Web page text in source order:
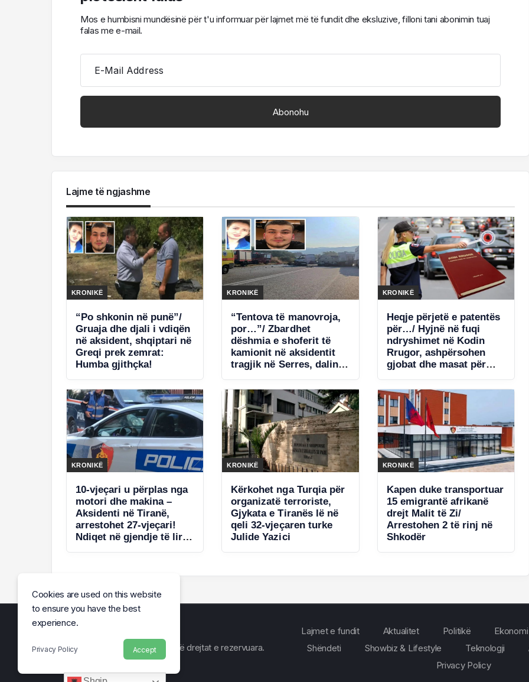
Mos e humbisni mundësinë për t'u informuar për lajmet më të fundit dhe eksluzive, filloni tani abonimin tuaj
falas me e-mail.
E-Mail Address
Lajme të ngjashme
KRONIKË
“Po shkonin në punë”/
Gruaja dhe djali i vdiqën
në aksident, shqiptari në
Greqi prek zemrat:
Humba gjithçka!
KRONIKË
“Tentova të manovroja,
por…”/ Zbardhet
dëshmia e shoferit të
kamionit në aksidentit
tragjik në Serres, dalin
shqiptar që humbën
jetën
KRONIKË
Heqje përjetë e patentës
për…/ Hyjnë në fuqi
ndryshimet në Kodin
Rrugor, ashpërsohen
gjobat dhe masat për
KRONIKË
10-vjeçari u përplas nga
motori dhe makina –
Aksidenti në Tiranë,
arrestohet 27-vjeçari!
Ndiqet në gjendje të lirë
KRONIKË
Kërkohet nga Turqia për
organizatë terroriste,
Gjykata e Tiranës lë në
qeli 32-vjeçaren turke
Julide Yazici
KRONIKË
Kapen duke transportuar
15 emigrantë afrikanë
drejt Malit të Zi/
Arrestohen 2 të rinj në
Shkodër
Cookies are used on this website
to ensure you have the best
experience.
Privacy Policy Accept
© Arena e Lajmit 2026, Të gjitha të drejtat e rezervuara.
Lajmet e fundit Aktualitet Politikë Ekonomi
Shëndeti
Showbiz & Lifestyle Teknologji
Privacy Policy